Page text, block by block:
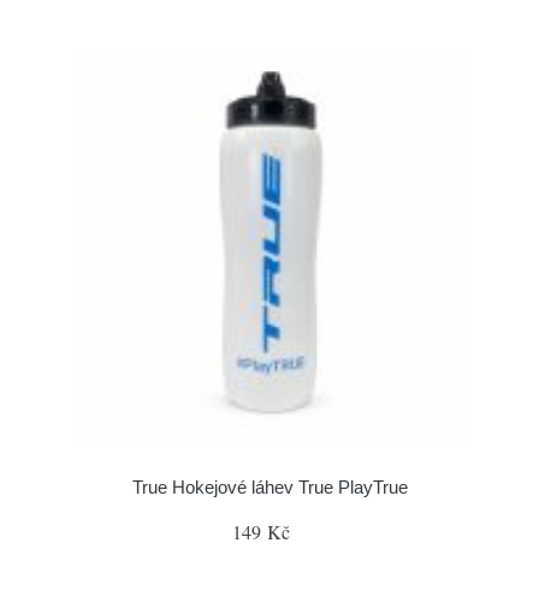
True Hokejové láhev True PlayTrue
149 Kč